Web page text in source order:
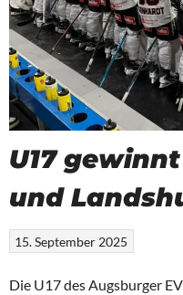
U17
und
15. September 2025
Die U17 des Augsburger